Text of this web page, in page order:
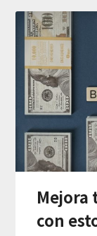
Mejora
con